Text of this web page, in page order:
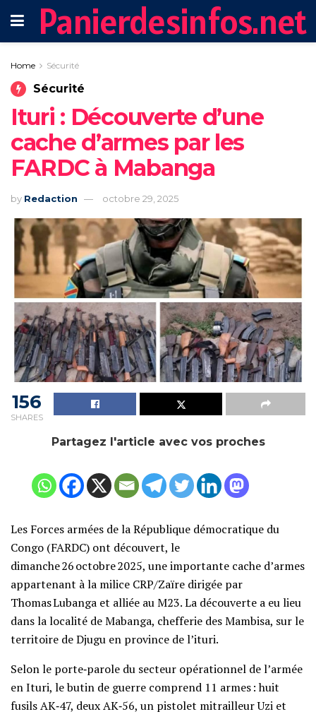
Panierdesinfos.net
Home Sécurité
Sécurité
Ituri : Découverte d’une
cache d’armes par les
FARDC à Mabanga
by Redaction octobre 29, 2025
156
SHARES
Partagez l'article avec vos proches
Les Forces armées de la République démocratique du
Congo (FARDC) ont découvert, le
dimanche 26 octobre 2025, une importante cache d’armes
appartenant à la milice CRP/Zaïre dirigée par
Thomas Lubanga et alliée au M23. La découverte a eu lieu
dans la localité de Mabanga, chefferie des Mambisa, sur le
territoire de Djugu en province de l’ituri.
Selon le porte‑parole du secteur opérationnel de l’armée
en Ituri, le butin de guerre comprend 11 armes : huit
fusils AK‑47, deux AK‑56, un pistolet mitrailleur Uzi et